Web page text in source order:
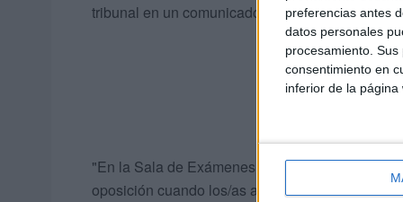
preferencias antes
datos personales
procesamiento.
consentimiento en
inferior de la página
tribunal en un comunicado de prensa.
"En la Sala de Exámenes de la UNED ya se
oposición cuando los/as aspirantes no